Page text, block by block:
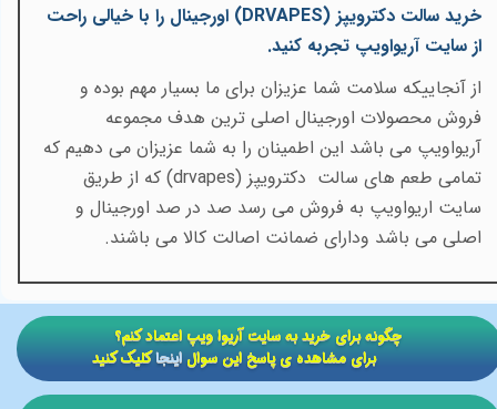
خرید سالت دکترویپز (DRVAPES) اورجینال را با خیالی راحت
از سایت آریواویپ تجربه کنید.
از آنجاییکه سلامت شما عزیزان برای ما بسیار مهم بوده و
فروش محصولات اورجینال اصلی ترین هدف مجموعه
آریواویپ می باشد این اطمینان را به شما عزیزان می دهیم که
تمامی طعم های سالت دکترویپز (drvapes)
که از طریق
سایت اریواویپ به فروش می رسد صد در صد اورجینال و
اصلی می باشد ودارای ضمانت اصالت کالا می باشند.
​​چگونه برای خرید به سایت آریوا ویپ اعتماد کنم؟
برای مشاهده ی پاسخ این سوالاینجاکلیک کنید